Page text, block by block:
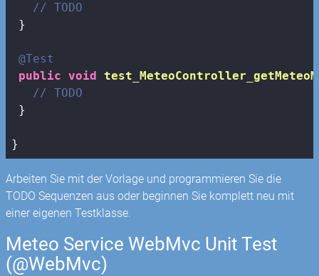
// TODO
}
@Test
public void
// TODO
}
}
Arbeiten Sie mit der Vorlage und programmieren Sie die
TODO Sequenzen aus oder beginnen Sie komplett neu mit
einer eigenen Testklasse.
Meteo Service WebMvc Unit Test
(@WebMvc)